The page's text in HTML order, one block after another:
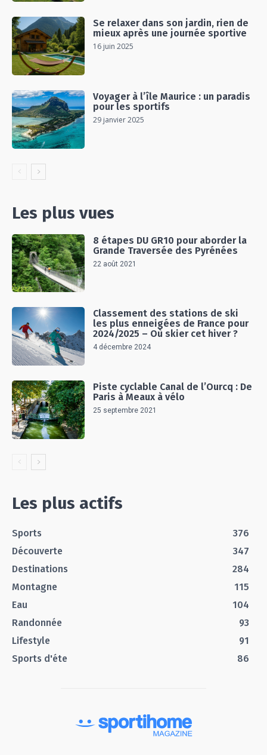
Se relaxer dans son jardin, rien de
mieux après une journée sportive
16 juin 2025
Voyager à l’île Maurice : un paradis
pour les sportifs
29 janvier 2025
Les plus vues
8 étapes DU GR10 pour aborder la
Grande Traversée des Pyrénées
22 août 2021
Classement des stations de ski
les plus enneigées de France pour
2024/2025 – Où skier cet hiver ?
4 décembre 2024
Piste cyclable Canal de l’Ourcq : De
Paris à Meaux à vélo
25 septembre 2021
Les plus actifs
Sports
376
Découverte
347
Destinations
284
Montagne
115
Eau
104
Randonnée
93
Lifestyle
91
Sports d'éte
86